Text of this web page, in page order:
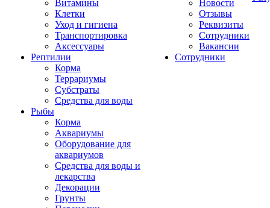
Витамины
Клетки
Уход и гигиена
Транспортировка
Аксессуары
Рептилии
Корма
Террариумы
Субстраты
Средства для воды
Рыбы
Корма
Аквариумы
Оборудование для
аквариумов
Средства для воды и
лекарства
Декорации
Грунты
Новости
Отзывы
Реквизиты
Сотрудники
Вакансии
Сотрудники